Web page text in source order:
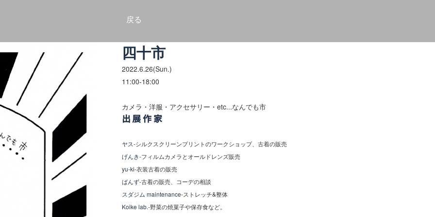
戻る
四十市
2022.6.26(Sun.)
11:00-18:00
カメラ・洋服・アクセサリー・etc...なんでも市
出展作家
ヤス-シルクスクリーンプリントのワークショップ、古着の販売
げんき-フィルムカメラとオールドレンズ販売
yu-ki-衣装古着の販売
ばんず-古着の販売、コーデの相談
スダジム maintenance-ストレッチ&整体
Koike lab.-野菜の焼菓子や保存食など。